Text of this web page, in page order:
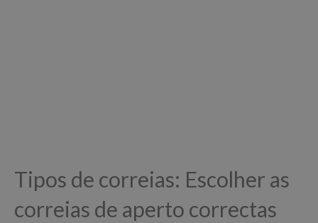
Tipos de correias: Escolher as
correias de aperto correctas